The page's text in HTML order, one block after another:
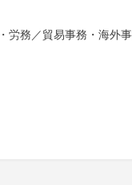
労務 ／貿易事務・海外